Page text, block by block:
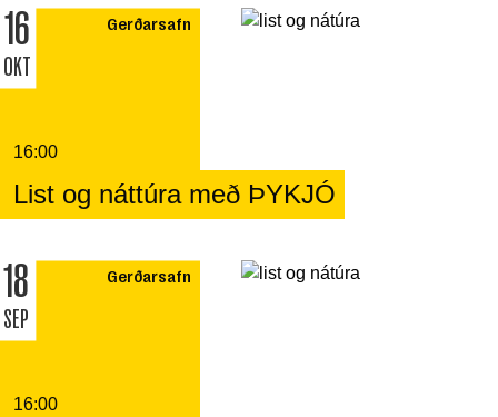
16
OKT
Gerðarsafn
16:00
List og náttúra með ÞYKJÓ
18
SEP
Gerðarsafn
16:00